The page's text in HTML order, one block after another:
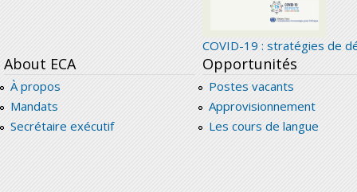
COVID-19 : stratégies de
About ECA
À propos
Mandats
Secrétaire exécutif
Opportunités
Postes vacants
Approvisionnement
Les cours de langue